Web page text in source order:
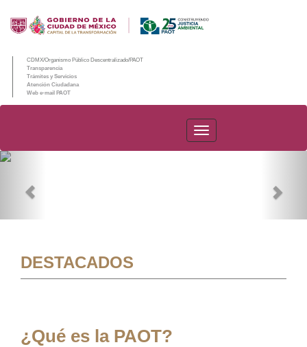
CDMX/Organismo Público Descentralizado/PAOT
Transparencia
Trámites y Servicios
Atención Ciudadana
Web e-mail PAOT
PAOT
DESTACADOS
¿Qué es la PAOT?